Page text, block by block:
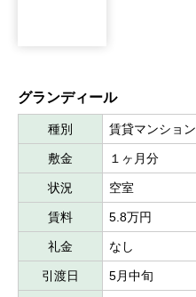
グランディール
種別 賃貸マンション
敷金 １ヶ月分
状況 空室
賃料 5.8万円
礼金 なし
引渡日 5月中旬